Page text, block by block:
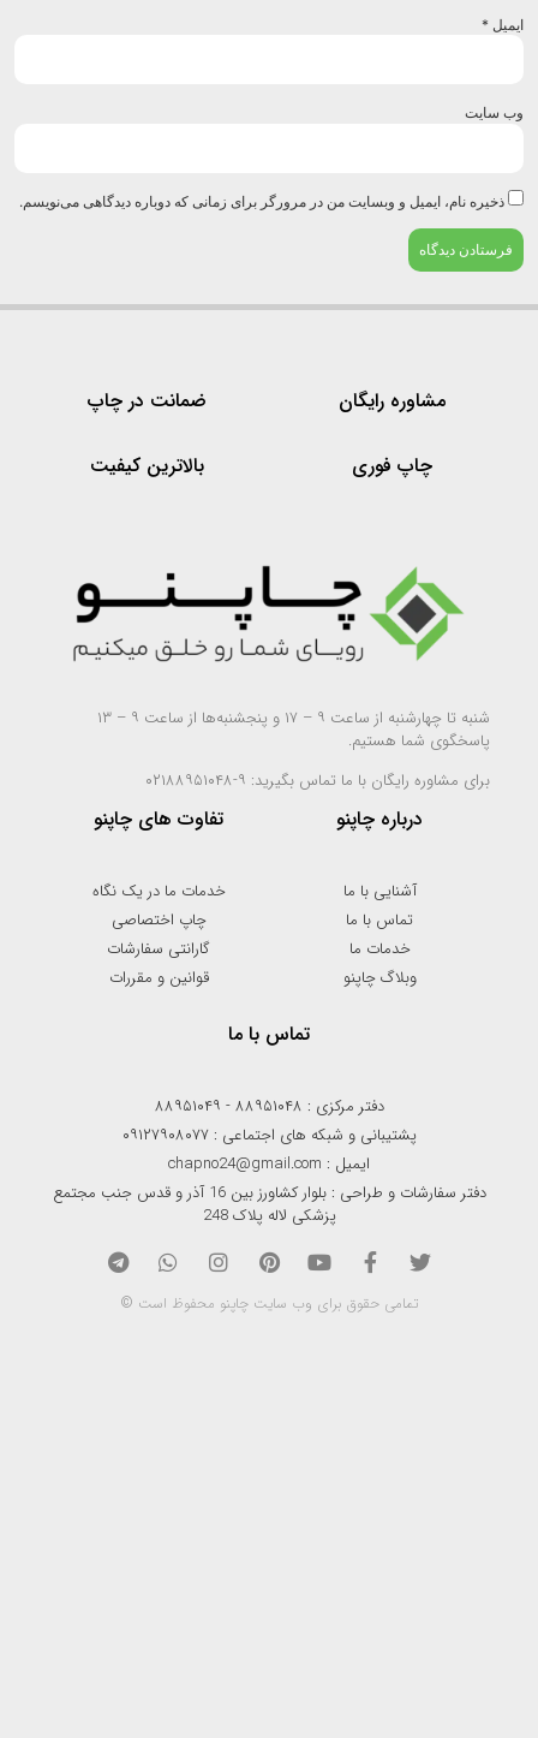
*
سایت
ذخیره نام، ایمیل و وبسایت من در مرورگر برای زمانی که دوباره دیدگاهی می‌نویسم.
مشاوره رایگان ضمانت در چاپ
چاپ فوری بالاترین کیفیت
شنبه تا چهارشنبه از ساعت ۹ – ۱۷ و پنجشنبه‌ها از ساعت ۹ – ۱۳
پاسخگوی شما هستیم.
برای مشاوره رایگان با ما تماس بگیرید: ۹-۰۲۱۸۸۹۵۱۰۴۸
درباره چاپنو
آشنایی با ما
تماس با ما
خدمات ما
وبلاگ چاپنو
تفاوت های چاپنو
خدمات ما در یک نگاه
چاپ اختصاصی
گارانتی سفارشات
قوانین و مقررات
تماس با ما
دفتر مرکزی : ۸۸۹۵۱۰۴۸ - ۸۸۹۵۱۰۴۹
پشتیبانی و شبکه های اجتماعی : ۰۹۱۲۷۹۰۸۰۷۷
ایمیل : chapno24@gmail.com
دفتر سفارشات و طراحی : بلوار کشاورز بین 16 آذر و قدس جنب مجتمع
پزشکی لاله پلاک 248
تمامی حقوق برای وب سایت چاپنو محفوظ است ©